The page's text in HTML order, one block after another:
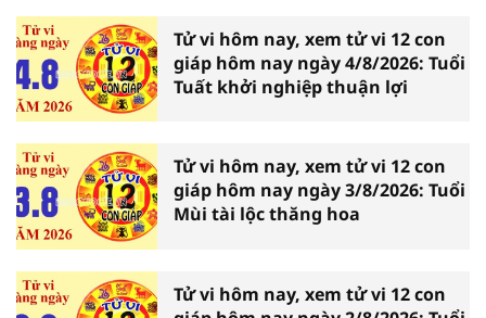
Tử vi hôm nay, xem tử vi 12 con
giáp hôm nay ngày 4/8/2026: Tuổi
Tuất khởi nghiệp thuận lợi
Tử vi hôm nay, xem tử vi 12 con
giáp hôm nay ngày 3/8/2026: Tuổi
Mùi tài lộc thăng hoa
Tử vi hôm nay, xem tử vi 12 con